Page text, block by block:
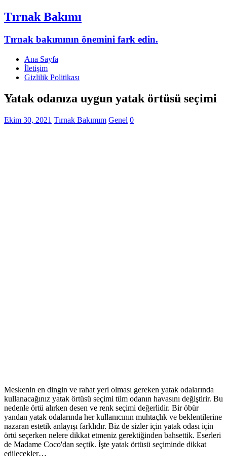
Tırnak Bakımı
Tırnak bakımının önemini fark edin.
Ana Sayfa
İletişim
Gizlilik Politikası
Yatak odanıza uygun yatak örtüsü seçimi
Ekim 30, 2021 Tırnak Bakımım Genel 0
Meskenin en dingin ve rahat yeri olması gereken yatak odalarında
kullanacağınız yatak örtüsü seçimi tüm odanın havasını değiştirir. Bu
nedenle örtü alırken desen ve renk seçimi değerlidir. Bir öbür
yandan yatak odalarında her kullanıcının muhtaçlık ve beklentilerine
nazaran estetik anlayışı farklıdır. Biz de sizler için yatak odası için
örtü seçerken nelere dikkat etmeniz gerektiğinden bahsettik. Eserleri
de Madame Coco'dan seçtik. İşte yatak örtüsü seçiminde dikkat
edilecekler…